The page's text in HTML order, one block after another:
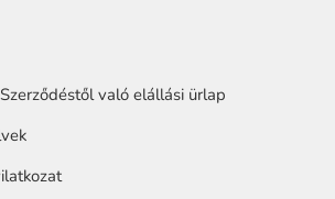
való elállási ürlap